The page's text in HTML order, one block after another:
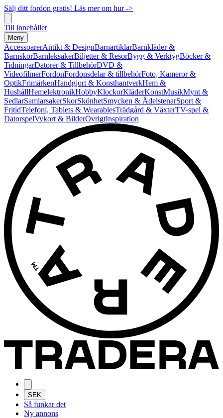
Sälj ditt fordon gratis! Läs mer om hur ->
Till innehållet
Meny
AccessoarerAntikt & DesignBarnartiklarBarnkläder &
BarnskorBarnleksakerBiljetter & ResorBygg & VerktygBöcker &
TidningarDatorer & TillbehörDVD &
VideofilmerFordonFordonsdelar & tillbehörFoto, Kameror &
OptikFrimärkenHandgjort & KonsthantverkHem &
HushållHemelektronikHobbyKlockorKläderKonstMusikMynt &
SedlarSamlarsakerSkorSkönhetSmycken & ÄdelstenarSport &
FritidTelefoni, Tablets & WearablesTrädgård & VäxterTV-spel &
DatorspelVykort & BilderÖvrigtInspiration
SEK
Så funkar det
Ny annons